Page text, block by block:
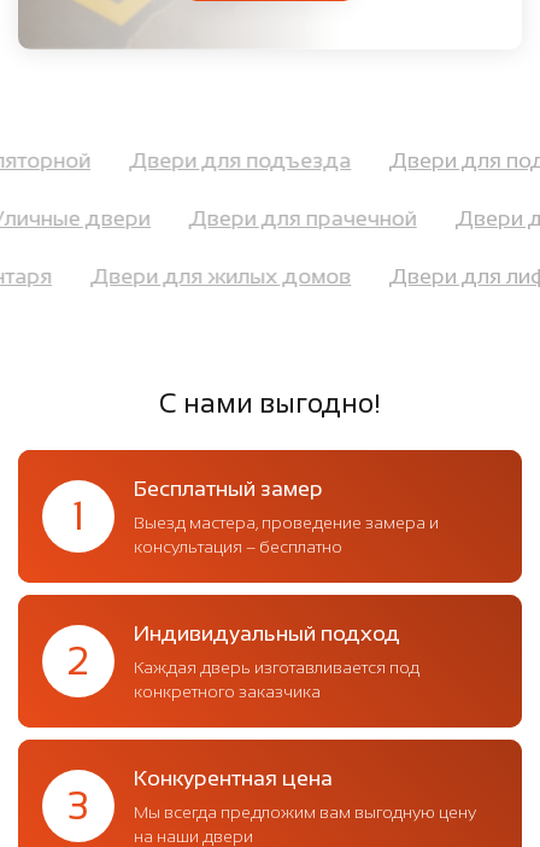
Двери для подъезда Двери для
двери Двери для прачечной Двери
Двери для жилых домов Двери для
С нами выгодно!
1
Бесплатный замер
Выезд мастера, проведение замера и
консультация – бесплатно
2
Индивидуальный подход
Каждая дверь изготавливается под
конкретного заказчика
3
Конкурентная цена
Мы всегда предложим вам выгодную цену
на наши двери